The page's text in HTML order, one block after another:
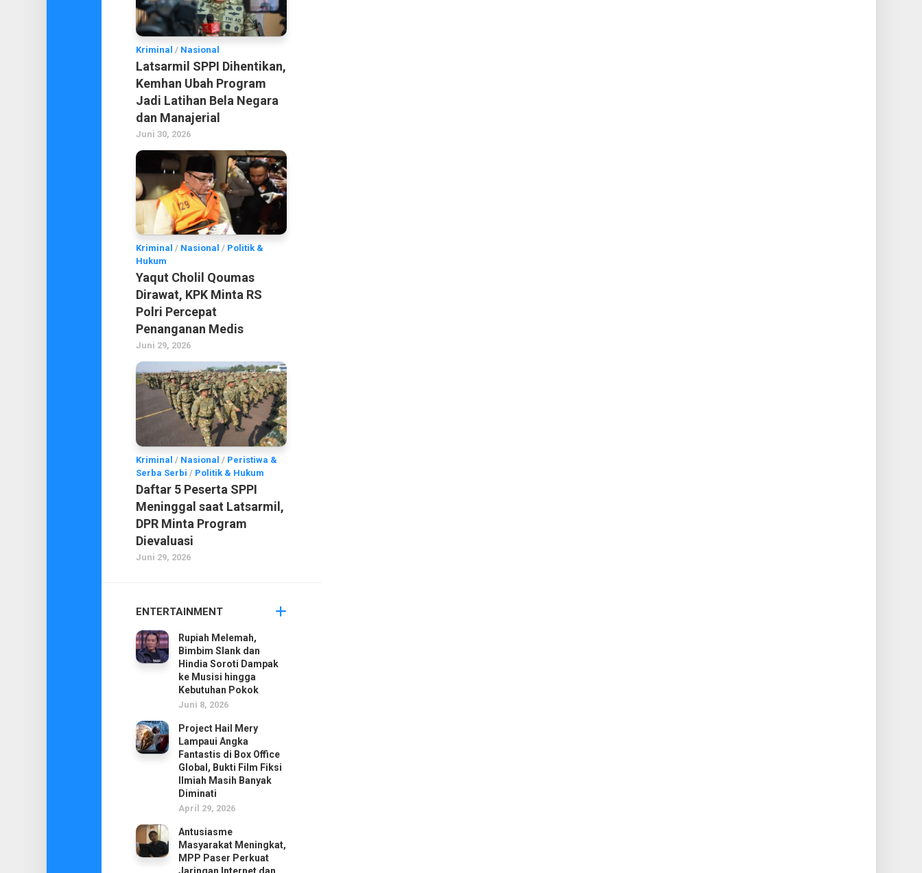
Kriminal / Nasional
Latsarmil SPPI Dihentikan,
Kemhan Ubah Program
Jadi Latihan Bela Negara
dan Manajerial
Juni 30, 2026
Kriminal / Nasional / Politik &
Hukum
Yaqut Cholil Qoumas
Dirawat, KPK Minta RS
Polri Percepat
Penanganan Medis
Juni 29, 2026
Kriminal / Nasional / Peristiwa &
Serba Serbi / Politik & Hukum
Daftar 5 Peserta SPPI
Meninggal saat Latsarmil,
DPR Minta Program
Dievaluasi
Juni 29, 2026
ENTERTAINMENT
Rupiah Melemah,
Bimbim Slank dan
Hindia Soroti Dampak
ke Musisi hingga
Kebutuhan Pokok
Juni 8, 2026
Project Hail Mery
Lampaui Angka
Fantastis di Box Office
Global, Bukti Film Fiksi
Ilmiah Masih Banyak
Diminati
April 29, 2026
Antusiasme
Masyarakat Meningkat,
MPP Paser Perkuat
Jaringan Internet dan